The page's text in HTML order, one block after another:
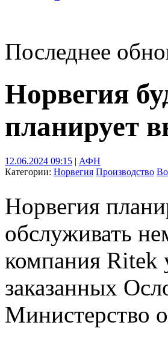
Последнее
Норвегия
планирует
12.06.2024 09:15 | АФН
Категории: Норвегия Производство
Норвегия
обслуживать
компания Ritek
заказанных
Министерство